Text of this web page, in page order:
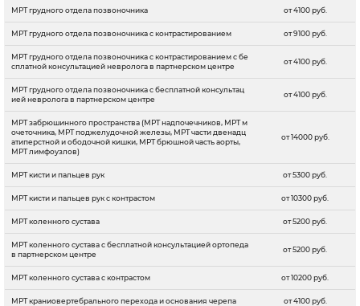
МРТ грудного отдела позвоночника от 4100 руб.
МРТ грудного отдела позвоночника c контрастированием от 9100 руб.
МРТ грудного отдела позвоночника c контрастированием с бе
сплатной консультацией невролога в партнерском центре
от 4100 руб.
МРТ грудного отдела позвоночника с бесплатной консультац
ией невролога в партнерском центре
от 4100 руб.
МРТ забрюшинного пространства (МРТ надпочечников, МРТ м
очеточника, МРТ поджелудочной железы, МРТ части двенадц
атиперстной и ободочной кишки, МРТ брюшной часть аорты,
МРТ лимфоузлов)
от 14000 руб.
МРТ кисти и пальцев рук от 5300 руб.
МРТ кисти и пальцев рук с контрастом от 10300 руб.
МРТ коленного сустава от 5200 руб.
МРТ коленного сустава с бесплатной консультацией ортопеда
в партнерском центре
от 5200 руб.
МРТ коленного сустава с контрастом от 10200 руб.
МРТ краниовертебрального перехода и основания черепа от 4100 руб.